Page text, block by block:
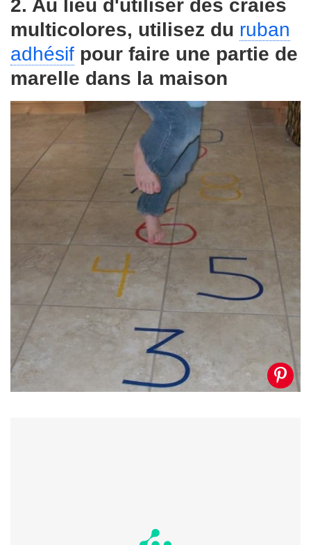
2. Au lieu d'utiliser des craies
multicolores, utilisez du ruban
adhésif pour faire une partie de
marelle dans la maison